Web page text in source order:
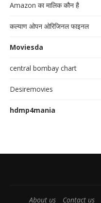
Amazon का मालिक कौन है
कल्याण ओपन ओरिजिनल फाइनल
Moviesda
central bombay chart
Desiremovies
hdmp4mania
About us Contact us